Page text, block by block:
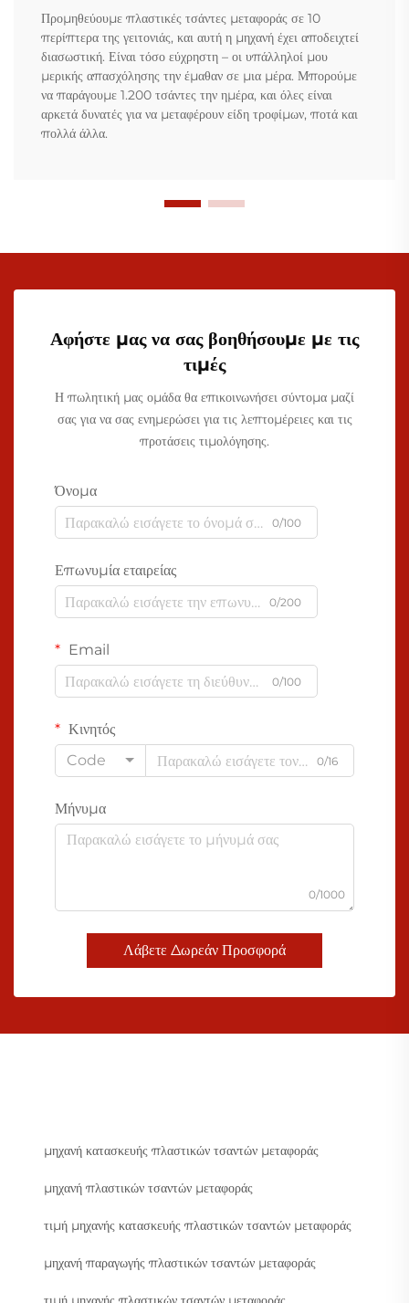
Προμηθεύουμε πλαστικές τσάντες μεταφοράς σε 10
περίπτερα της γειτονιάς, και αυτή η μηχανή έχει αποδειχτεί
διασωστική. Είναι τόσο εύχρηστη – οι υπάλληλοί μου
μερικής απασχόλησης την έμαθαν σε μια μέρα. Μπορούμε
να παράγουμε 1.200 τσάντες την ημέρα, και όλες είναι
αρκετά δυνατές για να μεταφέρουν είδη τροφίμων, ποτά και
πολλά άλλα.
Αφήστε μας να σας βοηθήσουμε με τις
τιμές
Η πωλητική μας ομάδα θα επικοινωνήσει σύντομα μαζί
σας για να σας ενημερώσει για τις λεπτομέρειες και τις
προτάσεις τιμολόγησης.
Όνομα
0/100
Επωνυμία εταιρείας
0/200
Email
0/100
Κινητός
Code
0/16
Μήνυμα
0/1000
Λάβετε Δωρεάν Προσφορά
μηχανή κατασκευής πλαστικών τσαντών μεταφοράς
μηχανή πλαστικών τσαντών μεταφοράς
τιμή μηχανής κατασκευής πλαστικών τσαντών μεταφοράς
μηχανή παραγωγής πλαστικών τσαντών μεταφοράς